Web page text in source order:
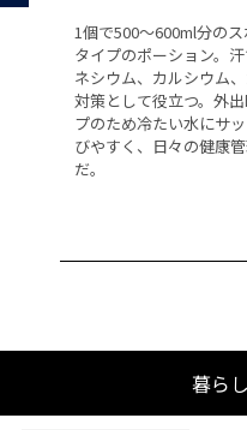
1個で500～600ml分のス
タイプのポーション。汗
ネシウム、カルシウム、
対策として役立つ。外出
プのため冷たい水にサッ
びやすく、日々の健康管
だ。
暮ら